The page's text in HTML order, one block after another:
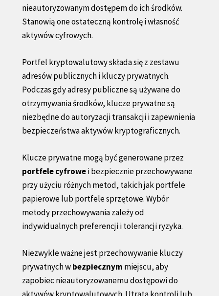
nieautoryzowanym dostępem do ich środków.
Stanowią one ostateczną kontrolę i własność
aktywów cyfrowych.
Portfel kryptowalutowy składa się z zestawu
adresów publicznych i kluczy prywatnych.
Podczas gdy adresy publiczne są używane do
otrzymywania środków, klucze prywatne są
niezbędne do autoryzacji transakcji i zapewnienia
bezpieczeństwa aktywów kryptograficznych.
Klucze prywatne mogą być generowane przez
portfele cyfrowei bezpiecznie przechowywane
przy użyciu różnych metod, takich jak portfele
papierowe lub portfele sprzętowe. Wybór
metody przechowywania zależy od
indywidualnych preferencji i tolerancji ryzyka.
Niezwykle ważne jest przechowywanie kluczy
prywatnych wbezpiecznym miejscu, aby
zapobiec nieautoryzowanemu dostępowi do